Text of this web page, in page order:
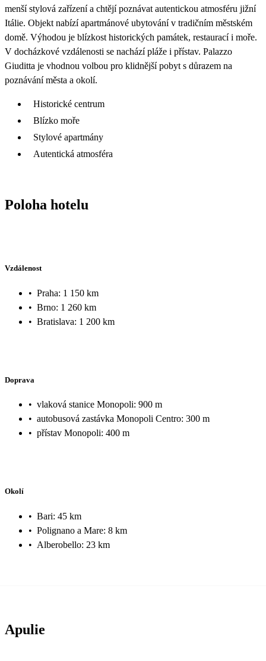
menší stylová zařízení a chtějí poznávat autentickou atmosféru jižní
Itálie. Objekt nabízí apartmánové ubytování v tradičním městském
domě. Výhodou je blízkost historických památek, restaurací i moře.
V docházkové vzdálenosti se nachází pláže i přístav. Palazzo
Giuditta je vhodnou volbou pro klidnější pobyt s důrazem na
poznávání města a okolí.
Historické centrum
Blízko moře
Stylové apartmány
Autentická atmosféra
Poloha hotelu
Vzdálenost
• Praha: 1 150 km
• Brno: 1 260 km
• Bratislava: 1 200 km
Doprava
• vlaková stanice Monopoli: 900 m
• autobusová zastávka Monopoli Centro: 300 m
• přístav Monopoli: 400 m
Okolí
• Bari: 45 km
• Polignano a Mare: 8 km
• Alberobello: 23 km
Apulie